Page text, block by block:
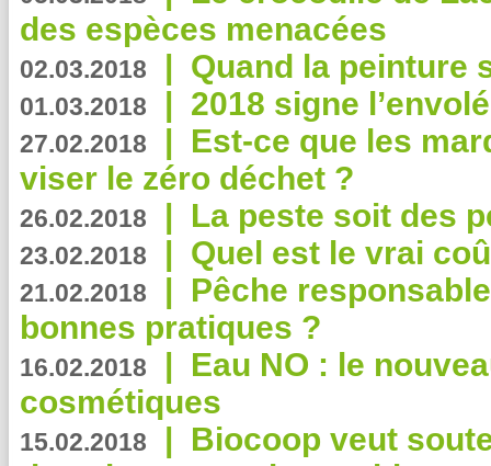
des espèces menacées
02.03.2018 | Quand la peinture
01.03.2018 | 2018 signe
27.02.2018 | Est-ce que les
viser le zéro déchet ?
26.02.2018 | La peste soit des
23.02.2018 | Quel est le vrai
21.02.2018 | Pêche
bonnes pratiques ?
16.02.2018 | Eau NO : le
cosmétiques
15.02.2018 | Biocoop veut